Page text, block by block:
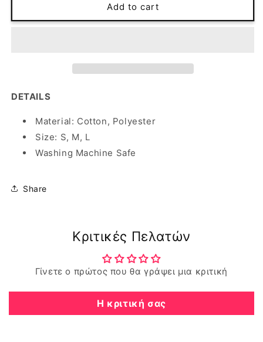
Silver
Silver
Add to cart
DETAILS
Material: Cotton, Polyester
Size: S, M, L
Washing Machine Safe
Share
Κριτικές Πελατών
Γίνετε ο πρώτος που θα γράψει μια κριτική
Η κριτική σας